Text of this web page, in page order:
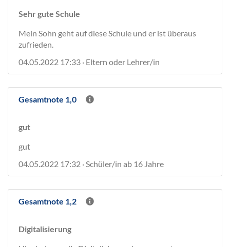
Sehr gute Schule
Mein Sohn geht auf diese Schule und er ist überaus
zufrieden.
04.05.2022 17:33 · Eltern oder Lehrer/in
Gesamtnote 1,0
gut
gut
04.05.2022 17:32 · Schüler/in ab 16 Jahre
Gesamtnote 1,2
Digitalisierung